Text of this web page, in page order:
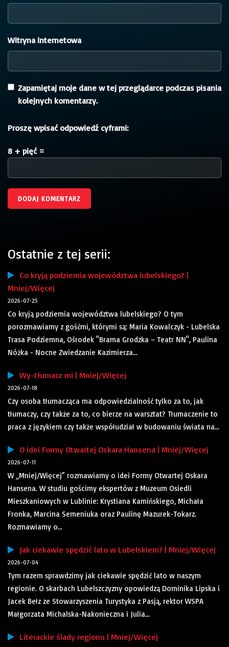
Witryna internetowa
Zapamiętaj moje dane w tej przeglądarce podczas pisania
kolejnych komentarzy.
Proszę wpisać odpowiedź cyframi:
8 + pięć =
Ostatnie z tej serii:
Co kryją podziemia województwa lubelskiego? |
Mniej/Więcej
2026-07-25
Co kryją podziemia województwa lubelskiego? O tym
porozmawiamy z gośćmi, którymi są: Maria Kowalczyk - Lubelska
Trasa Podziemna, Ośrodek "Brama Grodzka – Teatr NN", Paulina
Nóżka - Nocne Zwiedzanie Kazimierza...
Wy-tłumacz mi | Mniej/Więcej
2026-07-18
Czy osoba tłumacząca ma odpowiedzialność tylko za to, jak
tłumaczy, czy także za to, co bierze na warsztat? Tłumaczenie to
praca z językiem czy także współudział w budowaniu świata na...
O idei Formy Otwartej Oskara Hansena | Mniej/Więcej
2026-07-11
W „Mniej/Więcej” rozmawiamy o idei Formy Otwartej Oskara
Hansena. W studiu gościmy ekspertów z Muzeum Osiedli
Mieszkaniowych w Lublinie: Krystiana Kamińskiego, Michała
Fronka, Marcina Semeniuka oraz Paulinę Mazurek-Tokarz.
Rozmawiamy o...
Jak ciekawie spędzić lato w Lubelskiem? | Mniej/Więcej
2026-07-04
Tym razem sprawdzimy jak ciekawie spędzić lato w naszym
regionie. O skarbach Lubelszczyzny opowiedzą Dominika Lipska i
Jacek Bełz ze Stowarzyszenia Turystyka z Pasją, rektor WSPA
Małgorzata Michalska-Nakonieczna i Julia...
Literackie ślady regionu | Mniej/Więcej